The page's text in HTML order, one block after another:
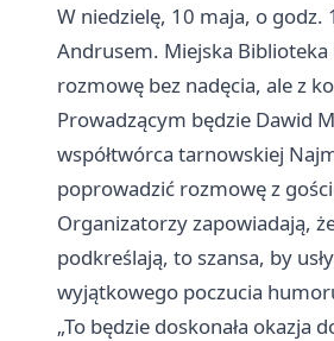
W niedzielę, 10 maja, o godz.
Andrusem. Miejska Biblioteka
rozmowę bez nadęcia, ale z
Prowadzącym będzie Dawid
współtwórca tarnowskiej
poprowadzić rozmowę z
Organizatorzy zapowiadają,
podkreślają, to szansa, by
wyjątkowego poczucia
„To będzie doskonała